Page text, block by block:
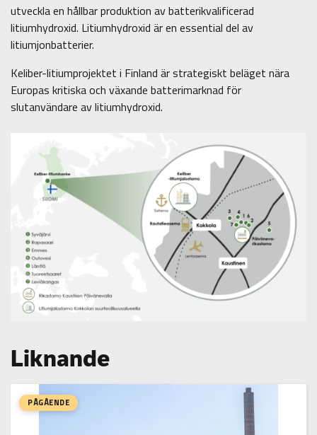
utveckla en hållbar produktion av batterikvalificerad
litiumhydroxid. Litiumhydroxid är en essential del av
litiumjonbatterier.
Keliber-litiumprojektet i Finland är strategiskt beläget nära
Europas kritiska och växande batterimarknad för
slutanvändare av litiumhydroxid.
Liknande
PÅGÅENDE